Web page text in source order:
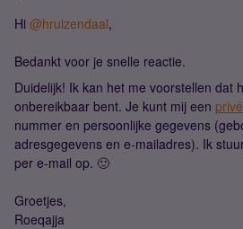
Hi @hruizendaal,
Bedankt voor je snelle reactie.
Duidelijk! Ik kan het me voorstellen dat
onbereikbaar bent. Je kunt mij een
nummer en persoonlijke gegevens
adresgegevens en e-mailadres). Ik
per e-mail op. 🙂
Groetjes,
Roeqajja